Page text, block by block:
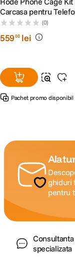
Carcasa pentru
(0)
55900 lei
Pachet promo disponibil
ghiduri
pentru
Consultanta
specializata